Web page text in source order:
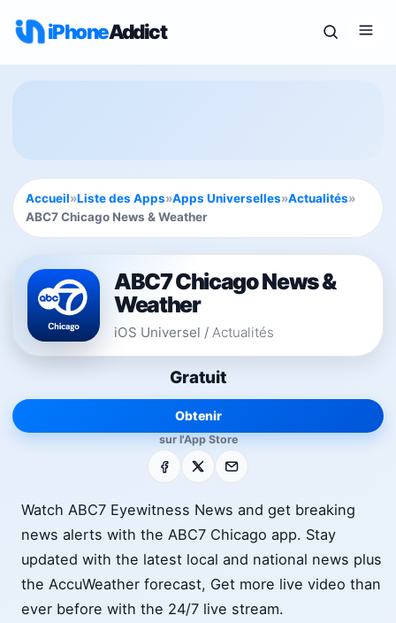
iPhoneAddict
Accueil»Liste des Apps»Apps Universelles»Actualités»
ABC7 Chicago News & Weather
ABC7 Chicago News &
Weather
iOS Universel / Actualités
Gratuit
Obtenir
sur l'App Store
Facebook E-mail
Watch ABC7 Eyewitness News and get breaking
news alerts with the ABC7 Chicago app. Stay
updated with the latest local and national news plus
the AccuWeather forecast, Get more live video than
ever before with the 24/7 live stream.